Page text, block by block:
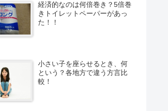
経済的なのは何倍巻き？5倍巻
きトイレットペーパーがあっ
た！！
小さい子を座らせるとき、何
という？各地方で違う方言比
較！